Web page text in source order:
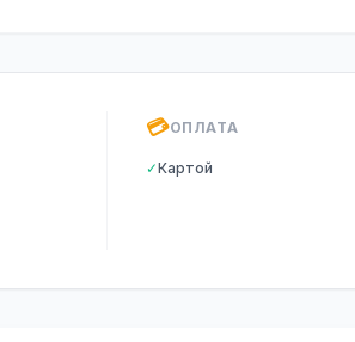
💳ОПЛАТА
✓Картой